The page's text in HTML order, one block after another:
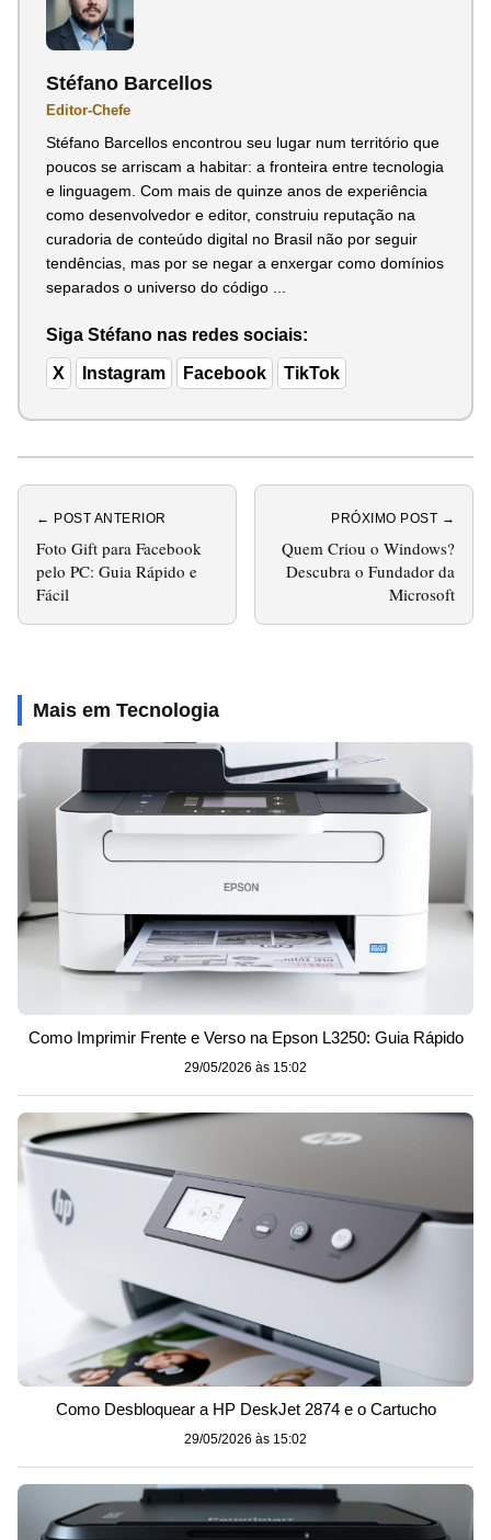
Stéfano Barcellos
Editor-Chefe
Stéfano Barcellos encontrou seu lugar num território que
poucos se arriscam a habitar: a fronteira entre tecnologia
e linguagem. Com mais de quinze anos de experiência
como desenvolvedor e editor, construiu reputação na
curadoria de conteúdo digital no Brasil não por seguir
tendências, mas por se negar a enxergar como domínios
separados o universo do código ...
Siga Stéfano nas redes sociais:
X Instagram Facebook TikTok
← POST ANTERIOR
Foto Gift para Facebook
pelo PC: Guia Rápido e
Fácil
PRÓXIMO POST →
Quem Criou o Windows?
Descubra o Fundador da
Microsoft
Mais em Tecnologia
Como Imprimir Frente e Verso na Epson L3250: Guia Rápido
29/05/2026 às 15:02
Como Desbloquear a HP DeskJet 2874 e o Cartucho
29/05/2026 às 15:02